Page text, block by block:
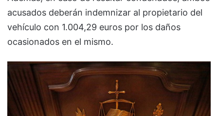
acusados deberán indemnizar al propietario del
vehículo con 1.004,29 euros por los daños
ocasionados en el mismo.